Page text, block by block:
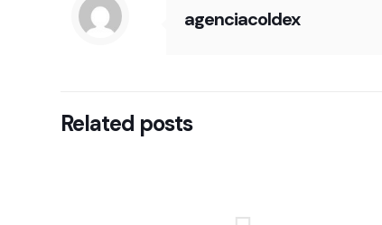
agenciacoldex
Related posts